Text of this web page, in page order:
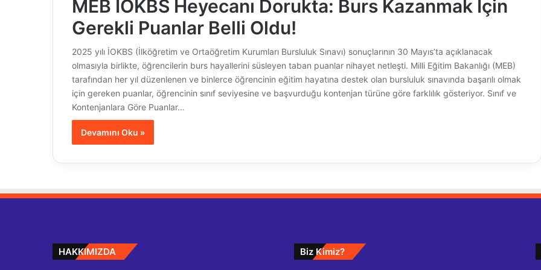
MEB İOKBS Heyecanı Dorukta: Burs Kazanmak İçin
Gerekli Puanlar Belli Oldu!
2025 yılı İOKBS (İlköğretim ve Ortaöğretim Kurumları Bursluluk Sınavı) sonuçlarının 30 Mayıs’ta açıklanacak
olmasıyla birlikte, öğrencilerin burs hayallerini süsleyen taban puanlar nihayet netleşti. Milli Eğitim Bakanlığı (MEB)
tarafından her yıl düzenlenen ve binlerce öğrencinin eğitim hayatına destek olan bursluluk sınavında başarılı olmak
için gereken puanlar, öğrencinin sınıf seviyesine ve başvurduğu kontenjan türüne göre farklılık gösteriyor. Sınıf ve
Kontenjanlara Göre Puanlar…
Devamını Oku »
HAKKIMIZDA Biz Kimiz?